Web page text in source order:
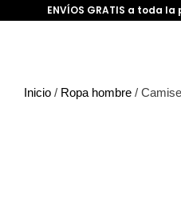
ENVÍOS GRATIS a toda
Inicio / Ropa hombre /